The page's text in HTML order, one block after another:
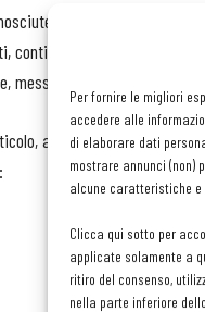
Per fornire le migliori
accedere alle
di elaborare dati
mostrare annunci (non)
alcune caratteristiche e
Clicca qui sotto per
applicate solamente a
ritiro del consenso,
nella parte inferiore
e attese - dai
contiene tutta una serie di
messa a dura prova da un
allegato allospeciale